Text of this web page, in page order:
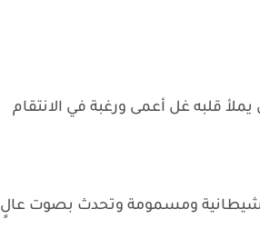
قلبه غل أعمى ورغبة في الانتقام
شيطانية ومسمومة وتحدث بصوت عالٍ